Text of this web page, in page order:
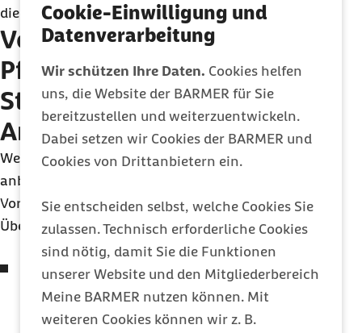
Cookie-Einwilligung und
Datenverarbeitung
Wir schützen Ihre Daten. Cookies helfen
uns, die Website der BARMER für Sie
bereitzustellen und weiterzuentwickeln.
Dabei setzen wir Cookies der BARMER und
Cookies von Drittanbietern ein.
Sie entscheiden selbst, welche Cookies Sie
zulassen. Technisch erforderliche Cookies
sind nötig, damit Sie die Funktionen
unserer Website und den Mitgliederbereich
Meine BARMER nutzen können. Mit
weiteren Cookies können wir z. B.
die Studiengebühren übernimmt.
Voraussetzungen und
Pflichten für ein duales
Studium – das kommt auf
Arbeitgeber zu
Wenn Sie ein duales Studium in Ihrem Betrieb
anbieten möchten, müssen Sie einige
Voraussetzungen und Pflichten erfüllen. Hier eine
Übersicht:
Unternehmen müssen in der Regel einen
Kooperationsvertrag mit einer Hochschule
abschließen.